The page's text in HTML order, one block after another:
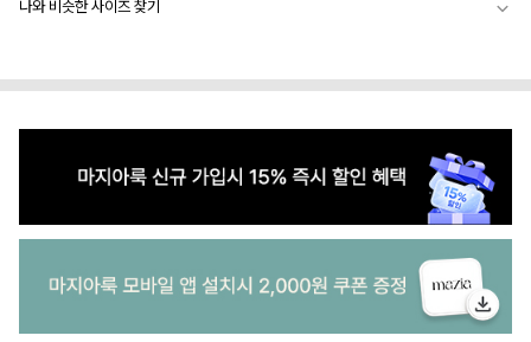
나와 비슷한 사이즈 찾기